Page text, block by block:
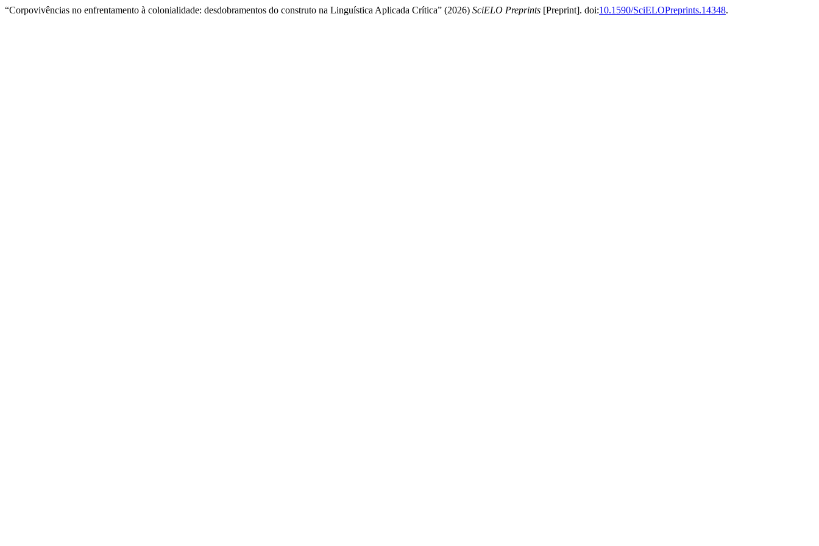
“Corpovivências no enfrentamento à colonialidade: desdobramentos do construto na Linguística Aplicada Crítica” (2026) SciELO Preprints [Preprint]. doi:10.1590/SciELOPreprints.14348.